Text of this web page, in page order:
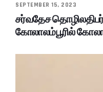
SEPTEMBER 15, 2023
சர்வதேச
கோலாலம்பூரில்